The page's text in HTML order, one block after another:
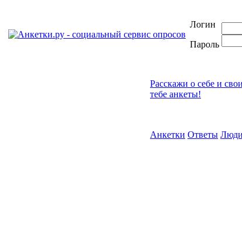
Логин
Пароль
Расскажи о себе и
тебе анкеты!
Анкетки Ответы Люди